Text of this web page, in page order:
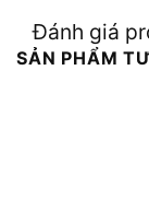
Đánh giá
SẢN PHẨM